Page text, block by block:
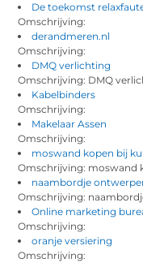
De toekomst
Omschrijving:
derandmeren.nl
Omschrijving:
DMQ verlichting
Omschrijving: DMQ
Kabelbinders
Omschrijving:
Makelaar Assen
Omschrijving:
moswand kopen bij
Omschrijving: moswand
naambordje
Omschrijving:
Online marketing
Omschrijving:
oranje versiering
Omschrijving: